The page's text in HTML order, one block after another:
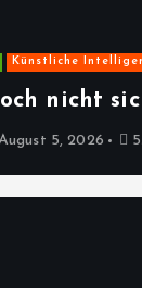
Künstliche
nicht
5, 2026